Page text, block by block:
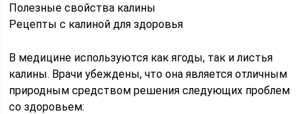
Полезные свойства калины
Рецепты с калиной для здоровья
В медицине используются как ягоды, так и листья
калины. Врачи убеждены, что она является отличным
природным средством решения следующих проблем
со здоровьем: